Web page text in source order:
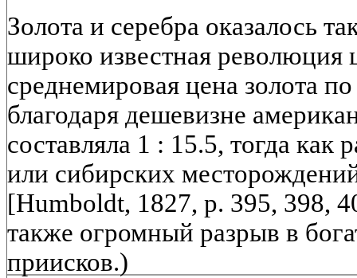
Золота и серебра оказалось
широко известная
среднемировая цена золота
благодаря дешевизне
составляла 1 : 15.5, тогда как
или сибирских
[Humboldt, 1827, p. 395, 398,
также огромный разрыв в
приисков.)